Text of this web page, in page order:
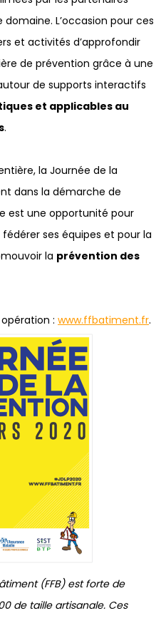
L’occasion pour ces
et activités d’approfondir
de prévention grâce à une
de supports interactifs
et applicables au
.
la Journée de la
dans la démarche de
est une opportunité pour
ses équipes et pour la
la prévention des
: www.ffbatiment.fr.
(FFB) est forte de
de taille artisanale. Ces